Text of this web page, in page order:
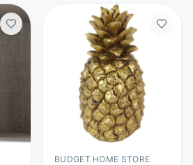
BUDGET HOME STORE